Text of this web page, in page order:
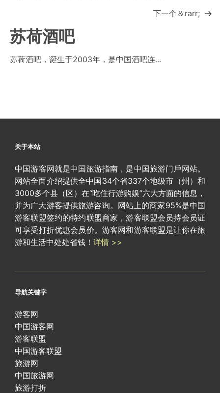
下一个＆rarr;
苏荷酒吧
苏荷酒吧，诞生于2003年，是中国酒吧连...
关于本站
中国游客网就是中国旅游指南，是中国旅游门戶网站。
网站全面介绍提供全中国34个省337个地级市（州）和
3000多个县（区）在“吃住行游购娱”六大方面的信息，
并为广大游客提供旅游咨询。网站上的商家95%是中国
游客联盟签约的特约联盟商家，游客联盟会员持会员证
可享受打折优惠会员价。游客网和游客联盟是让你在旅
游和生活中处处省钱！ 详情 >>
导航关键字
游客网
中国游客网
游客联盟
中国游客联盟
旅游网
中国旅游网
旅游打折